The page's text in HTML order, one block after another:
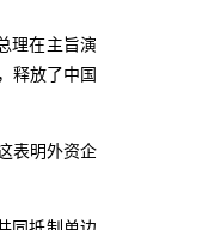
理在主旨演
释放了中国
表明外资企